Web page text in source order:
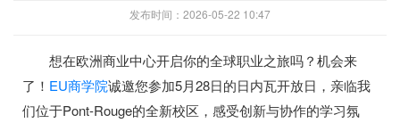
发布时间：2026-05-22 10:47
想在欧洲商业中心开启你的全球职业之旅吗？机会来
了！ EU商学院诚邀您参加5月28日的日内瓦开放日，亲临我
们位于Pont-Rouge的全新校区，感受创新与协作的学习氛